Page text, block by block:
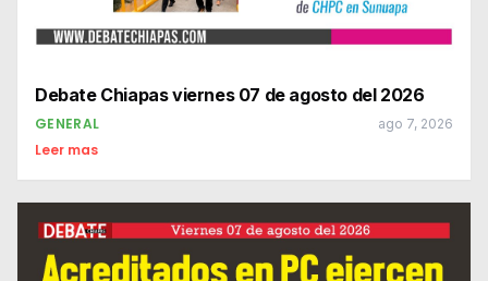
Debate Chiapas viernes 07 de agosto del 2026
GENERAL ago 7, 2026
Leer mas